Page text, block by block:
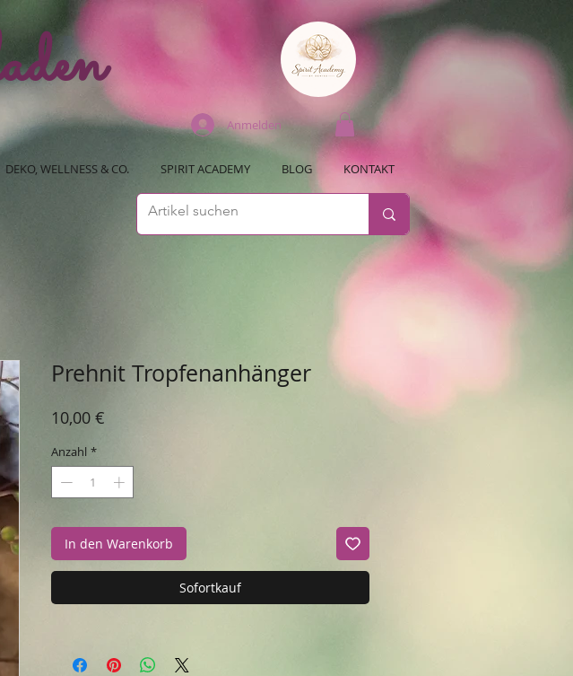
Anmelden
DEKO, WELLNESS & CO. SPIRIT ACADEMY BLOG KONTAKT
Prehnit Tropfenanhänger
10,00 €
Anzahl *
In den Warenkorb
Sofortkauf